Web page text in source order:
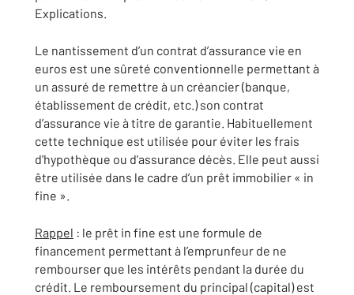
Explications.
Le nantissement d’un contrat d’assurance vie en
euros est une sûreté conventionnelle permettant à
un assuré de remettre à un créancier (banque,
établissement de crédit, etc.) son contrat
d’assurance vie à titre de garantie. Habituellement
cette technique est utilisée pour éviter les frais
d'hypothèque ou d'assurance décès. Elle peut aussi
être utilisée dans le cadre d’un prêt immobilier « in
fine ».
Rappel : le prêt in fine est une formule de
financement permettant à l’emprunfeur de ne
rembourser que les intérêts pendant la durée du
crédit. Le remboursement du principal (capital) est